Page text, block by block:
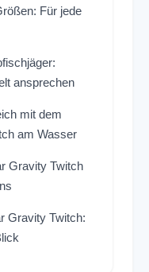
Für jede
ansprechen
mit dem
am Wasser
Gravity Twitch
Gravity Twitch: